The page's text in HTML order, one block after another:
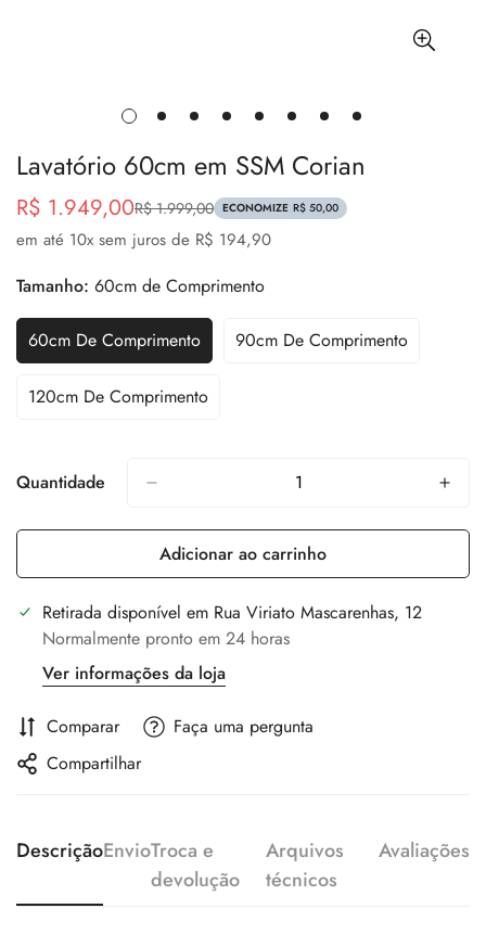
Lavatório 60cm em SSM Corian
Preço
de
R$ 1.949,00
Preço
regular
R$ 1.999,00 ECONOMIZE R$ 50,00
em até 10x sem juros de R$ 194,90
Tamanho: 60cm de Comprimento
60cm De Comprimento
Variante
Esgotada
Ou
Indisponível
90cm De Comprimento
Variante
120cm De Comprimento
Variante
Quantidade
Adicionar ao carrinho
Retirada disponível em Rua Viriato Mascarenhas, 12
Normalmente pronto em 24 horas
Ver informações da loja
Comparar
Faça uma pergunta
Compartilhar
DescriçãoEnvioTroca e
devolução
Arquivos
técnicos
Avaliações